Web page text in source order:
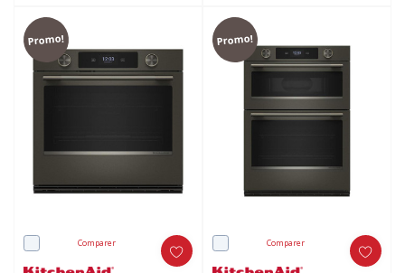
Promo!
Comparer
Promo!
Comparer